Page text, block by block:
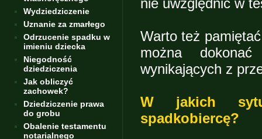
Wydziedziczenie
Uznanie za zmarłego
Odrzucenie spadku w
imieniu dziecka
Niegodność
dziedziczenia
Jak obliczyć
zachowek?
Dziedziczenie prawa
do grobu
Obalenie testamentu
notarialnego
nie uwzględnić w
Warto też
można
wynikających z
W jakich
spadkobiercę?